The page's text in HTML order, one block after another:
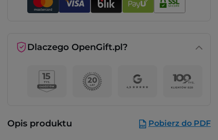
Dlaczego OpenGift.pl?
Opis produktu Pobierz do PDF